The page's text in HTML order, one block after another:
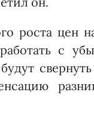
роста цен
с